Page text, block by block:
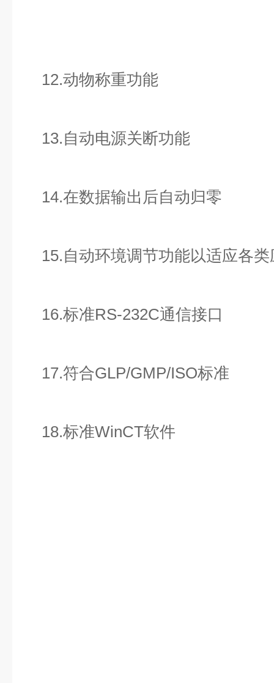
12.动物称重功能
13.自动电源关断功能
14.在数据输出后自动归零
15.自动环境调节功能以适应各类
16.标准RS-232C通信接口
17.符合GLP/GMP/ISO标准
18.标准WinCT软件